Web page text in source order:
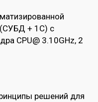
(СУБД + 1С) с
CPU@ 3.10GHz, 2
решений для